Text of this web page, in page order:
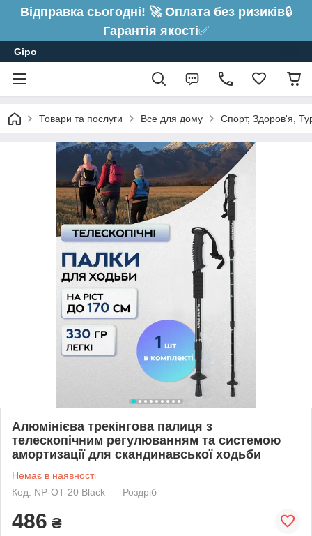
Відправка сьогодні! 🚀 Оплата без ризиків🔒
Гарантія якості✅
Gipo
Товари та послуги Все для дому Спорт, Здоров'я,
Алюмінієва трекінгова палиця з
телескопічним регулюванням та системою
амортизації для скандинавської ходьби
Немає в наявності
Код: NP-OT-20 Black
Роздріб
486 ₴